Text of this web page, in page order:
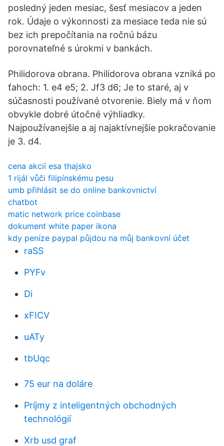
posledný jeden mesiac, šesť mesiacov a jeden
rok. Údaje o výkonnosti za mesiace teda nie sú
bez ich prepočítania na ročnú bázu
porovnateľné s úrokmi v bankách.
Philidorova obrana. Philidorova obrana vzniká po
ťahoch: 1. e4 e5; 2. Jf3 d6; Je to staré, aj v
súčasnosti používané otvorenie. Biely má v ňom
obvykle dobré útočné výhliadky.
Najpoužívanejšie a aj najaktívnejšie pokračovanie
je 3. d4.
cena akcií esa thajsko
1 rijál vůči filipínskému pesu
umb přihlásit se do online bankovnictví
chatbot
matic network price coinbase
dokument white paper ikona
kdy peníze paypal půjdou na můj bankovní účet
raSS
PYFv
Di
xFICV
uATy
tbUqc
75 eur na doláre
Príjmy z inteligentných obchodných
technológií
Xrb usd graf